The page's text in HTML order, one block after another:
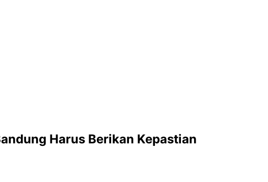
Harus Berikan Kepastian